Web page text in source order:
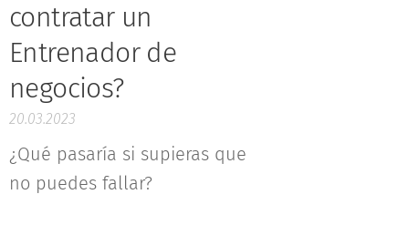
contratar un
Entrenador de
negocios?
20.03.2023
¿Qué pasaría si supieras que
no puedes fallar?